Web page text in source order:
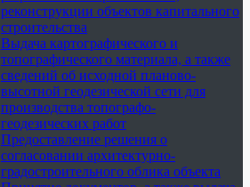
реконструкции объектов капитального
строительства
Выдача картографического и
топографического материала, а также
сведений об исходной планово-
высотной геодезической сети для
производства топографо-
геодезических работ
Предоставление решения о
согласовании архитектурно-
градостроительного облика объекта